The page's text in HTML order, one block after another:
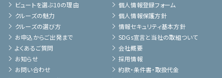
ビュートを選ぶ10の理由
クルーズの魅力
クルーズの選び方
お申込からご出発まで
よくあるご質問
お知らせ
お問い合わせ
個人情報登録フォーム
個人情報保護方針
情報セキュリティ基本方針
SDGs宣言と当社の取組ついて
会社概要
採用情報
約款・条件書・取扱代金